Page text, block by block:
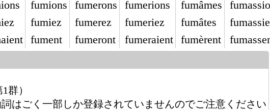
fumions
fumiez
fument
fumerons
fumerez
fumeront
fumerions
fumeriez
fumeraient
fumâmes
fumâtes
fumèrent
群）
詞はごく一部しか登録されていませんのでご注意ください